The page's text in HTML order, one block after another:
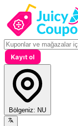
Kayıt ol
Bölgeniz: NU